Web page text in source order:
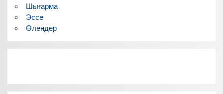
Шығарма
Эссе
Өлеңдер